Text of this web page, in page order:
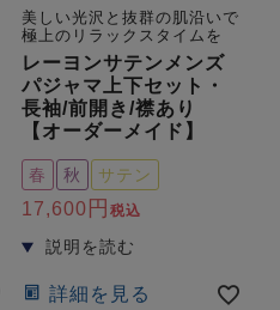
美しい光沢と抜群の肌沿いで
極上のリラックスタイムを
レーヨンサテンメンズ
パジャマ上下セット・
長袖/前開き/襟あり
【オーダーメイド】
春 秋 サテン
17,600 税込
詳細を見る